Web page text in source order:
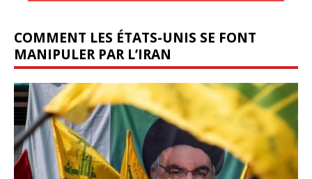
COMMENT LES ÉTATS-UNIS SE FONT
MANIPULER PAR L’IRAN